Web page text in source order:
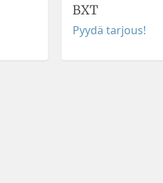
BXT
Pyydä tarjous!